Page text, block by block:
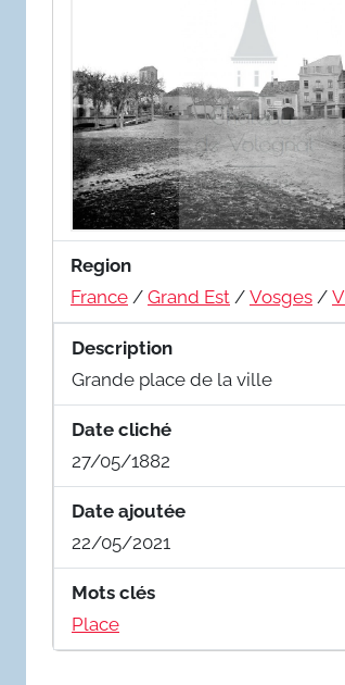
Region
France / Grand Est / Vosges /
Description
Grande place de la ville
Date cliché
27/05/1882
Date ajoutée
22/05/2021
Mots clés
Place